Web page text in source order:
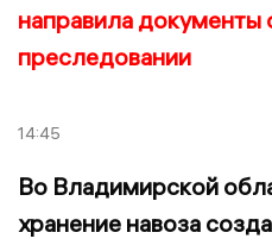
направила документы
преследовании
14:45
Во Владимирской
хранение навоза